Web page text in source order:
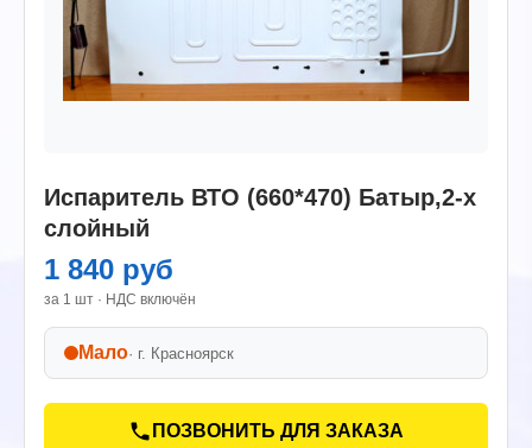
Испаритель ВТО (660*470) Батыр,2-х
слойный
1 840 руб
за 1 шт · НДС включён
Мало· г. Красноярск
ПОЗВОНИТЬ ДЛЯ ЗАКАЗА